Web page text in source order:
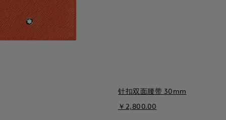
针扣双面腰带 30mm
￥2,800.00